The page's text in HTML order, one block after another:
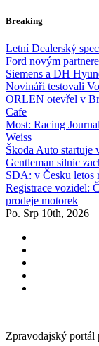
Skip
content
Breaking
Letní Dealerský
Ford novým
Siemens a DH
Novináři testovali
ORLEN otevřel v
Cafe
Most: Racing
Weiss
Škoda Auto startuje
Gentleman silnic
SDA: v Česku letos
Registrace vozidel:
prodeje motorek
Po. Srp 10th, 2026
Zpravodajský